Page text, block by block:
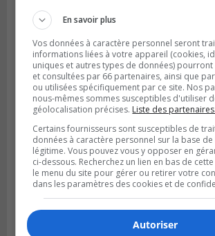
SAINT-HUBERT
Publié le 29 janvier 2023 à 12h00
Le Sessions d’information
droit familial d’Inform’elle
En savoir plus
Vos données à caractère personnel seront
informations liées à votre appareil (cookies,
uniques et autres types de données)
et consultées par 66 partenaires, ainsi que
ou utilisées spécifiquement par ce site. Nos
nous-mêmes sommes susceptibles d'utiliser
géolocalisation précises. Liste des partenaires.
Certains fournisseurs sont susceptibles de
données à caractère personnel sur la base
légitime. Vous pouvez vous y opposer en
ci-dessous. Recherchez un lien en bas de
le menu du site pour gérer ou retirer votre
dans les paramètres des cookies et de
Autoriser